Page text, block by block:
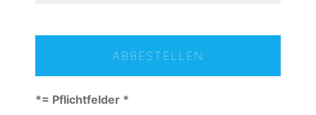
*= Pflichtfelder